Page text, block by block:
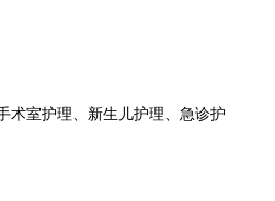
室护理、新生儿护理、急诊护